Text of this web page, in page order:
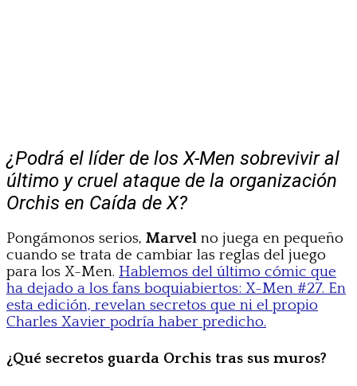
¿Podrá el líder de los X-Men sobrevivir al
último y cruel ataque de la organización
Orchis en Caída de X?
Pongámonos serios, Marvel no juega en pequeño
cuando se trata de cambiar las reglas del juego
para los X-Men. Hablemos del último cómic que
ha dejado a los fans boquiabiertos: X-Men #27. En
esta edición, revelan secretos que ni el propio
Charles Xavier podría haber predicho.
¿Qué secretos guarda Orchis tras sus muros?